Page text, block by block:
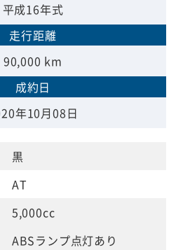
平成16年式
走行距離
90,000 km
成約日
年10月08日
黒
AT
5,000cc
ABSランプ点灯あり